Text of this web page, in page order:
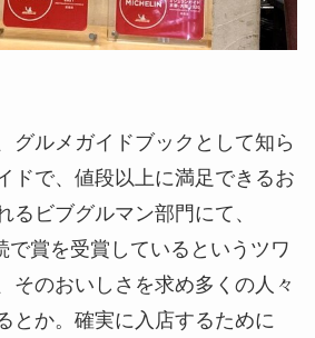
グルメガイドブックとして知ら
ドで、値段以上に満足できるお
るビブグルマン部門にて、
で賞を受賞しているというツワ
そのおいしさを求め多くの人々
とか。確実に入店するために